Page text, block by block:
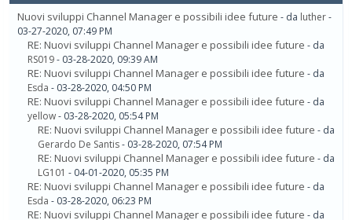
Nuovi sviluppi Channel Manager e possibili idee future - da luther-
03-27-2020, 07:49 PM
RE: Nuovi sviluppi Channel Manager e possibili idee future - da
RS019- 03-28-2020, 09:39 AM
RE: Nuovi sviluppi Channel Manager e possibili idee future - da
Esda - 03-28-2020, 04:50 PM
RE: Nuovi sviluppi Channel Manager e possibili idee future - da
yellow- 03-28-2020, 05:54 PM
RE: Nuovi sviluppi Channel Manager e possibili idee future - da
Gerardo De Santis- 03-28-2020, 07:54 PM
RE: Nuovi sviluppi Channel Manager e possibili idee future - da
LG101 - 04-01-2020, 05:35 PM
RE: Nuovi sviluppi Channel Manager e possibili idee future - da
Esda - 03-28-2020, 06:23 PM
RE: Nuovi sviluppi Channel Manager e possibili idee future - da